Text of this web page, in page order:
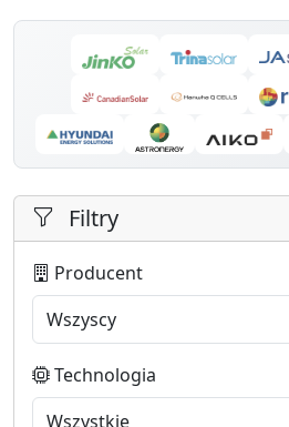
Filtry
Producent
Technologia